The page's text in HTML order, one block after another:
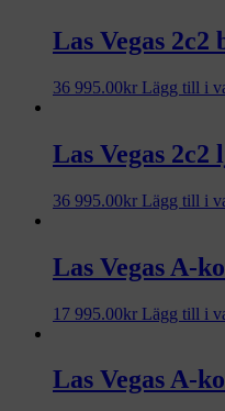
Las Vegas 2c2
36 995.00kr Lägg till i
Las Vegas 2c2
36 995.00kr Lägg till i
Las Vegas A-
17 995.00kr Lägg till i
Las Vegas A-